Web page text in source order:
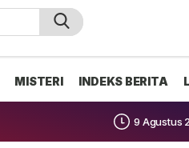
MISTERI INDEKS BERITA
9 Agustus